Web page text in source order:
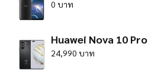
0 บาท
Huawei Nova 10 Pro
24,990 บาท